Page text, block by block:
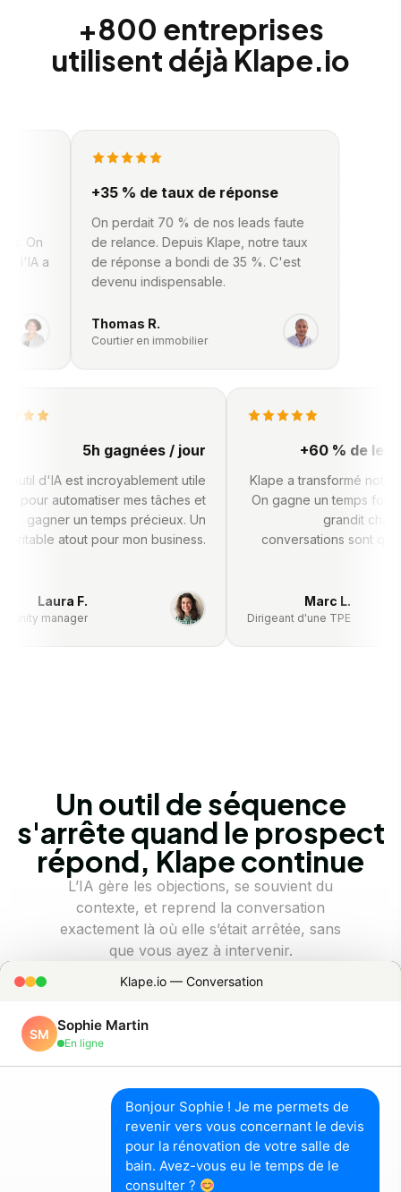
+800 entreprises
utilisent déjà Klape.io
+35 % de taux de réponse
On perdait 70 % de nos leads faute
de relance. Depuis Klape, notre taux
de réponse a bondi de 35 %. C'est
devenu indispensable.
Thomas R.
Courtier en immobilier
5h gagnées / jour
Cet outil d'IA est incroyablement utile
pour automatiser mes tâches et
gagner un temps précieux. Un
véritable atout pour mon business.
Laura F.
Community manager
+60 %
Klape a transformé
On gagne un
grandit
conversations
Marc L.
Dirigeant d'une TPE
Un outil de séquence
s'arrête quand le prospect
répond, Klape continue
L’IA gère les objections, se souvient du
contexte, et reprend la conversation
exactement là où elle s’était arrêtée, sans
que vous ayez à intervenir.
Klape.io — Conversation
SM Sophie Martin
En ligne
Bonjour Sophie ! Je me permets de
revenir vers vous concernant le devis
pour la rénovation de votre salle de
bain. Avez-vous eu le temps de le
consulter ?